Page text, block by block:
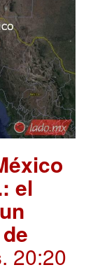
el
. 20:20